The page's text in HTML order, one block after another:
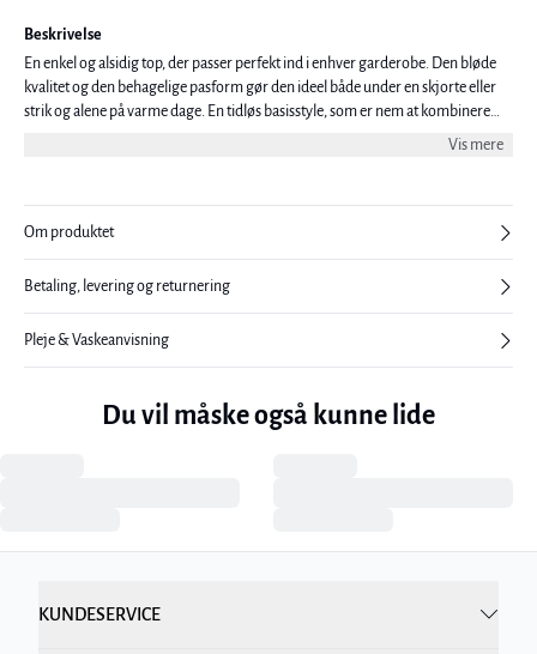
Beskrivelse
En enkel og alsidig top, der passer perfekt ind i enhver garderobe. Den bløde
kvalitet og den behagelige pasform gør den ideel både under en skjorte eller
strik og alene på varme dage. En tidløs basisstyle, som er nem at kombinere
Vis mere
Om produktet
Betaling, levering og returnering
Pleje & Vaskeanvisning
Du vil måske også kunne lide
KUNDESERVICE